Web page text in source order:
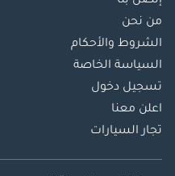
من نحن
الشروط والأحكام
السياسة الخاصة
تسجيل دخول
اعلن معنا
تجار السيارات